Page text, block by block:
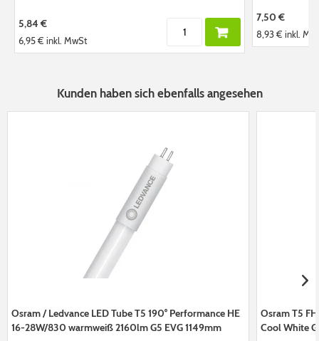
5,84 €
6,95 € inkl. MwSt
7,50 €
8,93 €inkl.
Kunden haben sich ebenfalls angesehen
Osram / Ledvance LED Tube T5 190° Performance HE
16-28W/830 warmweiß 2160lm G5 EVG 1149mm
Osram T5
Cool White